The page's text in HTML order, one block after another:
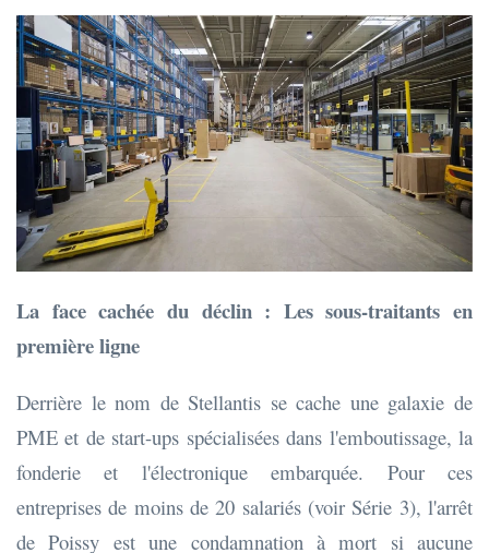
La face cachée du déclin : Les sous-traitants en
première ligne
Derrière le nom de Stellantis se cache une galaxie de
PME et de start-ups spécialisées dans l'emboutissage, la
fonderie et l'électronique embarquée. Pour ces
entreprises de moins de 20 salariés (voir Série 3), l'arrêt
de Poissy est une condamnation à mort si aucune